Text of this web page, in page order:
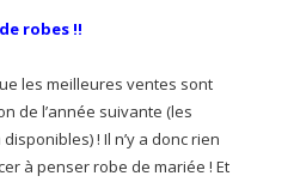
robes !!
les meilleures ventes sont
de l’année suivante (les
! Il n’y a donc rien
à penser robe de mariée ! Et